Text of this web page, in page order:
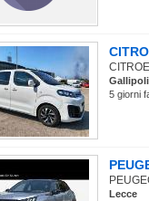
Gallipoli
5 giorni
Lecce